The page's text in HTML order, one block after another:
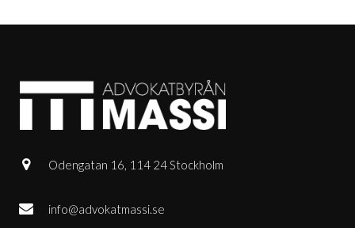
Odengatan 16, 114 24 Stockholm
info@advokatmassi.se